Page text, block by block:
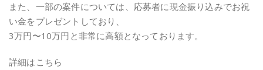
また、一部の案件については、応募者に現金振り込みでお祝
い金をプレゼントしており、
3万円〜10万円と非常に高額となっております。
詳細はこちら